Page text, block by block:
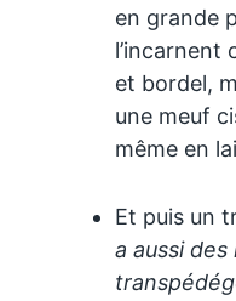
en grande
l’incarnent
et bordel,
une meuf
même en
Et puis un
a aussi